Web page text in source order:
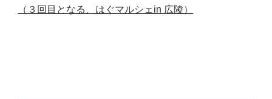
（３回目となる、はぐマルシェin 広陵）